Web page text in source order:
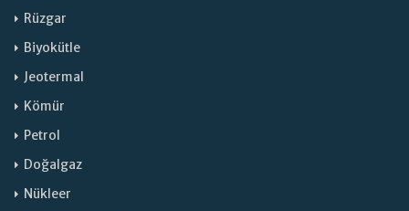
Rüzgar
Biyokütle
Jeotermal
Kömür
Petrol
Doğalgaz
Nükleer